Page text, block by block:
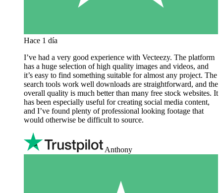
Hace 1 día
I’ve had a very good experience with Vecteezy. The platform
has a huge selection of high quality images and videos, and
it’s easy to find something suitable for almost any project. The
search tools work well downloads are straightforward, and the
overall quality is much better than many free stock websites. It
has been especially useful for creating social media content,
and I’ve found plenty of professional looking footage that
would otherwise be difficult to source.
Anthony